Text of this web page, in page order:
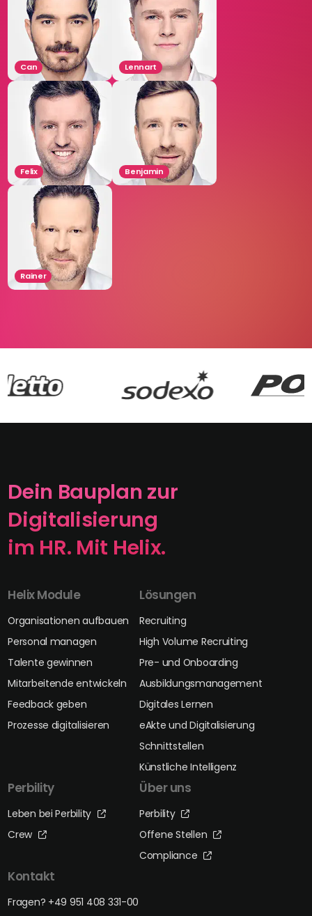
Can Lennart
Felix Benjamin
Rainer
Dein Bauplan zur
Digitalisierung
im HR. Mit Helix.
Helix Module
Organisationen aufbauen
Personal managen
Talente gewinnen
Mitarbeitende entwickeln
Feedback geben
Prozesse digitalisieren
Lösungen
Recruiting
High Volume Recruiting
Pre- und Onboarding
Ausbildungsmanagement
Digitales Lernen
eAkte und Digitalisierung
Schnittstellen
Künstliche Intelligenz
Perbility
Leben bei Perbility
Crew
Über uns
Perbility
Offene Stellen
Compliance
Kontakt
Fragen? +49 951 408 331-00